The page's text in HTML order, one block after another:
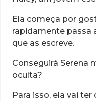
Ela começa por
rapidamente passa
que as escreve.
Conseguirá Serena
oculta?
Para isso, ela vai